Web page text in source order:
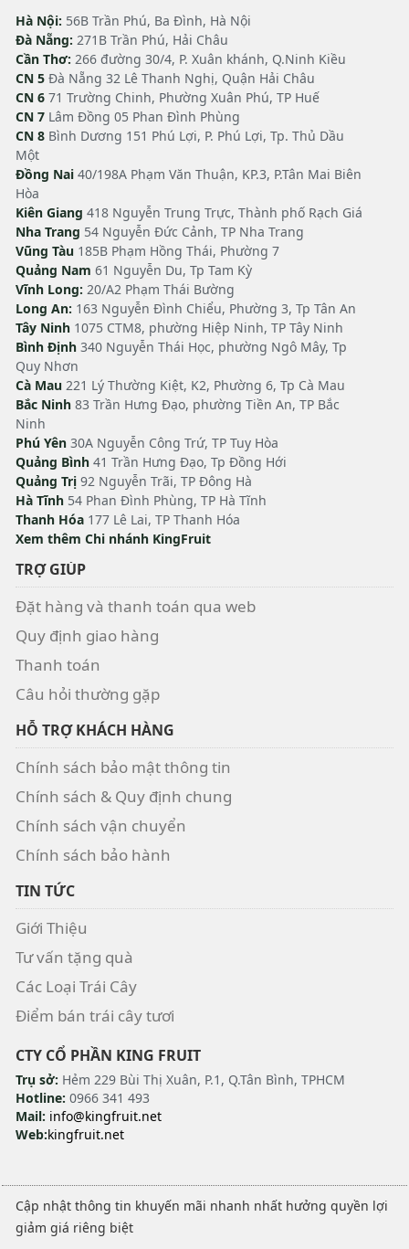
Hà Nội: 56B Trần Phú, Ba Đình, Hà Nội
Đà Nẵng: 271B Trần Phú, Hải Châu
Cần Thơ: 266 đường 30/4, P. Xuân khánh, Q.Ninh Kiều
CN 5 Đà Nẵng 32 Lê Thanh Nghị, Quận Hải Châu
CN 6 71 Trường Chinh, Phường Xuân Phú, TP Huế
CN 7 Lâm Đồng 05 Phan Đình Phùng
CN 8 Bình Dương 151 Phú Lợi, P. Phú Lợi, Tp. Thủ Dầu
Một
Đồng Nai 40/198A Phạm Văn Thuận, KP.3, P.Tân Mai Biên
Hòa
Kiên Giang 418 Nguyễn Trung Trực, Thành phố Rạch Giá
Nha Trang 54 Nguyễn Đức Cảnh, TP Nha Trang
Vũng Tàu 185B Phạm Hồng Thái, Phường 7
Quảng Nam 61 Nguyễn Du, Tp Tam Kỳ
Vĩnh Long: 20/A2 Phạm Thái Bường
Long An: 163 Nguyễn Đình Chiểu, Phường 3, Tp Tân An
Tây Ninh 1075 CTM8, phường Hiệp Ninh, TP Tây Ninh
Bình Định 340 Nguyễn Thái Học, phường Ngô Mây, Tp
Quy Nhơn
Cà Mau 221 Lý Thường Kiệt, K2, Phường 6, Tp Cà Mau
Bắc Ninh 83 Trần Hưng Đạo, phường Tiền An, TP Bắc
Ninh
Phú Yên 30A Nguyễn Công Trứ, TP Tuy Hòa
Quảng Bình 41 Trần Hưng Đạo, Tp Đồng Hới
Quảng Trị 92 Nguyễn Trãi, TP Đông Hà
Hà Tĩnh 54 Phan Đình Phùng, TP Hà Tĩnh
Thanh Hóa 177 Lê Lai, TP Thanh Hóa
Xem thêm Chi nhánh KingFruit
TRỢ GIÚP
Đặt hàng và thanh toán qua web
Quy định giao hàng
Thanh toán
Câu hỏi thường gặp
HỖ TRỢ KHÁCH HÀNG
Chính sách bảo mật thông tin
Chính sách & Quy định chung
Chính sách vận chuyển
Chính sách bảo hành
TIN TỨC
Giới Thiệu
Tư vấn tặng quà
Các Loại Trái Cây
Điểm bán trái cây tươi
CTY CỔ PHẦN KING FRUIT
Trụ sở: Hẻm 229 Bùi Thị Xuân, P.1, Q.Tân Bình, TPHCM
Hotline: 0966 341 493
Mail: info@kingfruit.net
Web:kingfruit.net
Cập nhật thông tin khuyến mãi nhanh nhất hưởng quyền lợi
giảm giá riêng biệt